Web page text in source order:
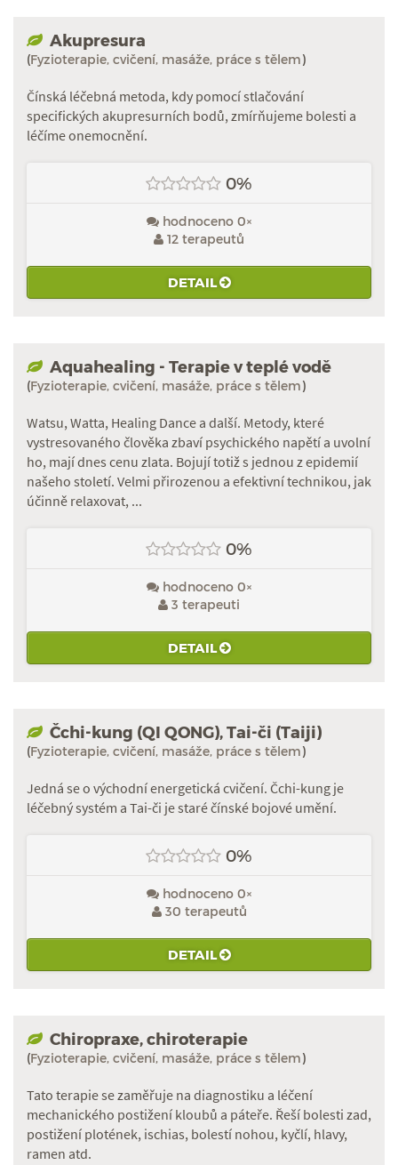
Akupresura
(Fyzioterapie, cvičení, masáže, práce s tělem)
Čínská léčebná metoda, kdy pomocí stlačování
specifických akupresurních bodů, zmírňujeme bolesti a
léčíme onemocnění.
0%
hodnoceno 0×
12 terapeutů
DETAIL
Aquahealing - Terapie v teplé vodě
(Fyzioterapie, cvičení, masáže, práce s tělem)
Watsu, Watta, Healing Dance a další. Metody, které
vystresovaného člověka zbaví psychického napětí a uvolní
ho, mají dnes cenu zlata. Bojují totiž s jednou z epidemií
našeho století. Velmi přirozenou a efektivní technikou, jak
účinně relaxovat, ...
0%
hodnoceno 0×
3 terapeuti
DETAIL
Čchi-kung (QI QONG), Tai-či (Taiji)
(Fyzioterapie, cvičení, masáže, práce s tělem)
Jedná se o východní energetická cvičení. Čchi-kung je
léčebný systém a Tai-či je staré čínské bojové umění.
0%
hodnoceno 0×
30 terapeutů
DETAIL
Chiropraxe, chiroterapie
(Fyzioterapie, cvičení, masáže, práce s tělem)
Tato terapie se zaměřuje na diagnostiku a léčení
mechanického postižení kloubů a páteře. Řeší bolesti zad,
postižení plotének, ischias, bolestí nohou, kyčlí, hlavy,
ramen atd.